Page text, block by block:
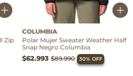
Zip
COLUMBIA
Polar Mujer Sweater Weather Half
Snap Negro Columbia
$62.993$89.990 30% OFF